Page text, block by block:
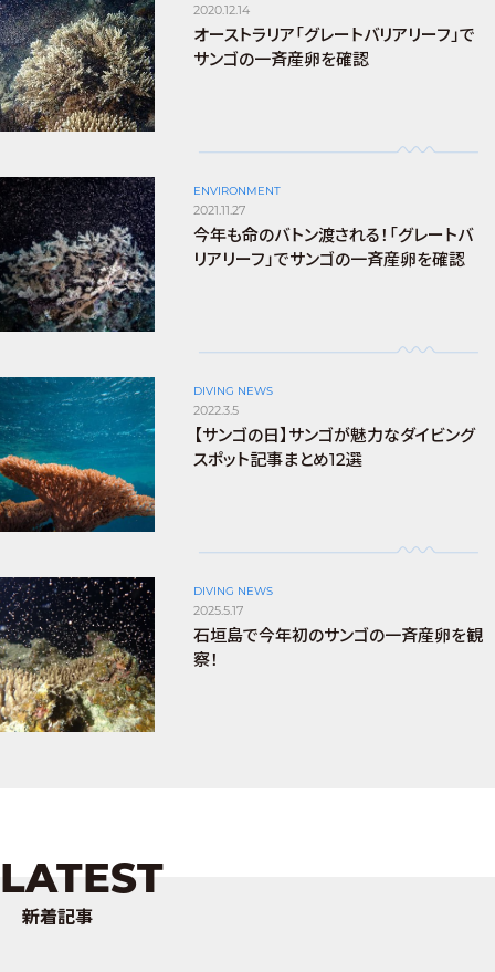
2020.12.14
オーストラリア「グレートバリアリーフ」で
サンゴの一斉産卵を確認
ENVIRONMENT
2021.11.27
今年も命のバトン渡される！「グレートバ
リアリーフ」でサンゴの一斉産卵を確認
DIVING NEWS
2022.3.5
【サンゴの日】サンゴが魅力なダイビング
スポット記事まとめ12選
DIVING NEWS
2025.5.17
石垣島で今年初のサンゴの一斉産卵を観
察！
LATEST
新着記事